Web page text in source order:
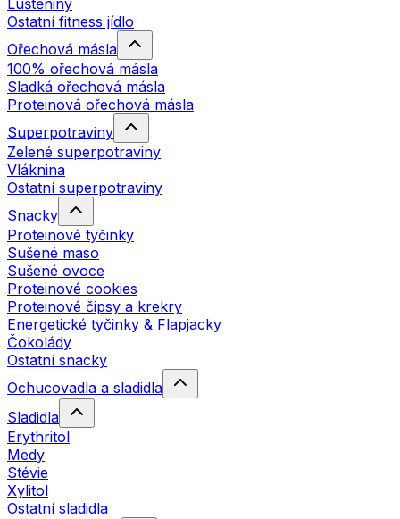
Luštěniny
Ostatní fitness jídlo
Ořechová másla
100% ořechová másla
Sladká ořechová másla
Proteinová ořechová másla
Superpotraviny
Zelené superpotraviny
Vláknina
Ostatní superpotraviny
Snacky
Proteinové tyčinky
Sušené maso
Sušené ovoce
Proteinové cookies
Proteinové čipsy a krekry
Energetické tyčinky & Flapjacky
Čokolády
Ostatní snacky
Ochucovadla a sladidla
Sladidla
Erythritol
Medy
Stévie
Xylitol
Ostatní sladidla